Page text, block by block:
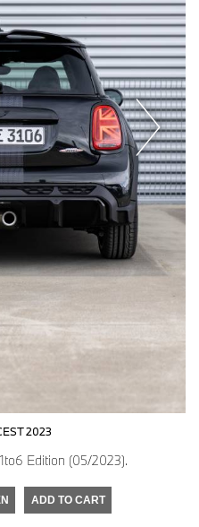
2023
Edition (05/2023).
ADD TO CART